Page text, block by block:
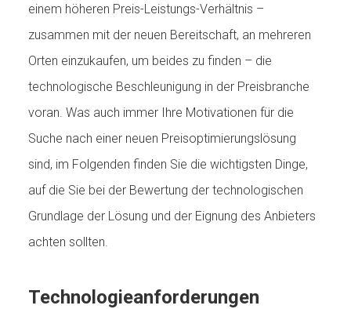
einem höheren Preis-Leistungs-Verhältnis –
zusammen mit der neuen Bereitschaft, an mehreren
Orten einzukaufen, um beides zu finden – die
technologische Beschleunigung in der Preisbranche
voran. Was auch immer Ihre Motivationen für die
Suche nach einer neuen Preisoptimierungslösung
sind, im Folgenden finden Sie die wichtigsten Dinge,
auf die Sie bei der Bewertung der technologischen
Grundlage der Lösung und der Eignung des Anbieters
achten sollten.
Technologieanforderungen